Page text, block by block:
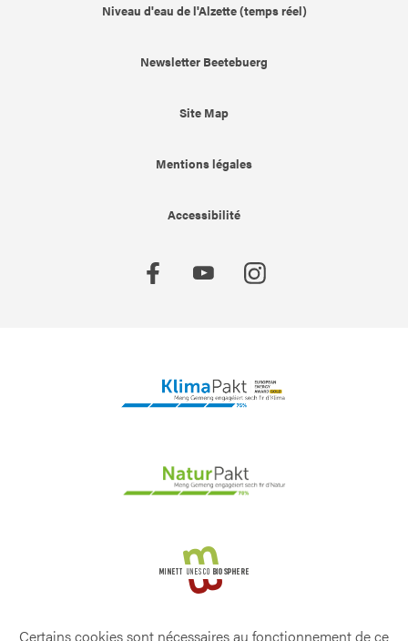
Niveau d'eau de l'Alzette (temps réel)
Newsletter Beetebuerg
Site Map
Mentions légales
Accessibilité
Certains cookies sont nécessaires au fonctionnement de ce